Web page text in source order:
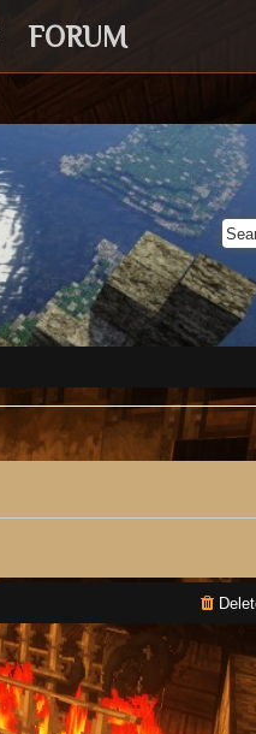
FORUM